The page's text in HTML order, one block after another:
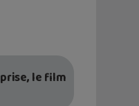
le film